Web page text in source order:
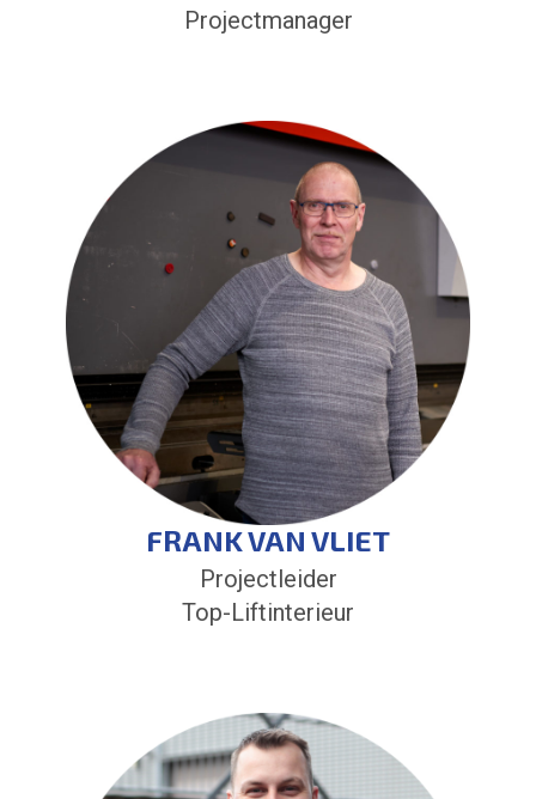
Projectmanager
FRANK VAN VLIET
Projectleider
Top-Liftinterieur